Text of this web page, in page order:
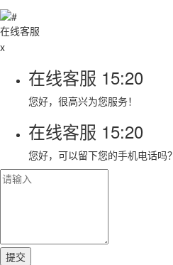
在线客服
x
在线客服 15:20
您好，很高兴为您服务！
在线客服 15:20
您好，可以留下您的手机电话吗？